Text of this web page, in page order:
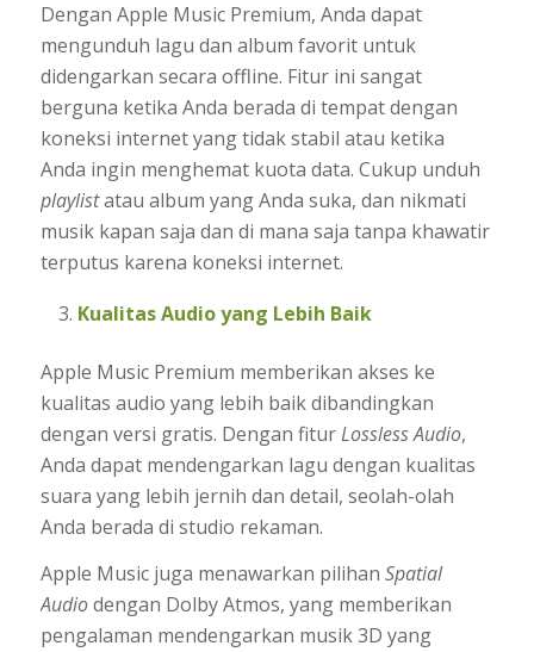
Dengan Apple Music Premium, Anda dapat
mengunduh lagu dan album favorit untuk
didengarkan secara offline. Fitur ini sangat
berguna ketika Anda berada di tempat dengan
koneksi internet yang tidak stabil atau ketika
Anda ingin menghemat kuota data. Cukup unduh
playlistatau album yang Anda suka, dan nikmati
musik kapan saja dan di mana saja tanpa khawatir
terputus karena koneksi internet.
Kualitas Audio yang Lebih Baik
Apple Music Premium memberikan akses ke
kualitas audio yang lebih baik dibandingkan
dengan versi gratis. Dengan fiturLossless Audio,
Anda dapat mendengarkan lagu dengan kualitas
suara yang lebih jernih dan detail, seolah-olah
Anda berada di studio rekaman.
Apple Music juga menawarkan pilihan Spatial
Audiodengan Dolby Atmos, yang memberikan
pengalaman mendengarkan musik 3D yang